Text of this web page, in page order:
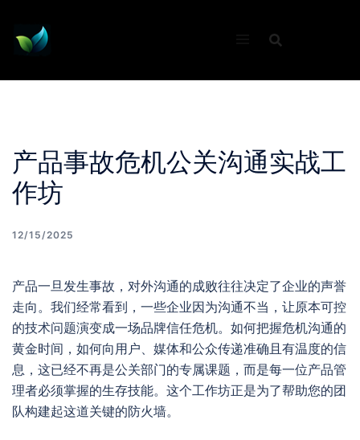
content
产品事故危机公关沟通实战工
作坊
12/15/2025
产品一旦发生事故，对外沟通的成败往往决定了企业的声誉
走向。我们经常看到，一些企业因为沟通不当，让原本可控
的技术问题演变成一场品牌信任危机。如何把握危机沟通的
黄金时间，如何向用户、媒体和公众传递准确且有温度的信
息，这已经不再是公关部门的专属课题，而是每一位产品管
理者必须掌握的生存技能。这个工作坊正是为了帮助您的团
队构建起这道关键的防火墙。